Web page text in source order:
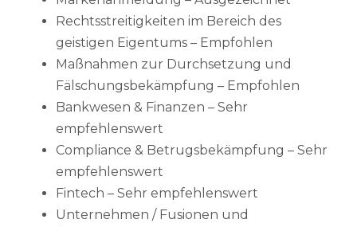
Rechtsstreitigkeiten im Bereich des
geistigen Eigentums – Empfohlen
Maßnahmen zur Durchsetzung und
Fälschungsbekämpfung – Empfohlen
Bankwesen & Finanzen – Sehr
empfehlenswert
Compliance & Betrugsbekämpfung – Sehr
empfehlenswert
Fintech – Sehr empfehlenswert
Unternehmen / Fusionen und